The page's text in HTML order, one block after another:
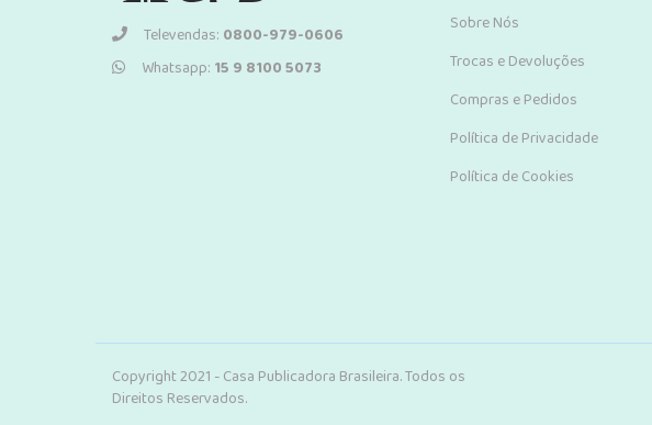
Televendas: 0800-979-0606
Whatsapp: 15 9 8100 5073
Sobre Nós
Trocas e Devoluções
Compras e Pedidos
Política de Privacidade
Política de Cookies
Copyright 2021 - Casa Publicadora Brasileira. Todos os
Direitos Reservados.